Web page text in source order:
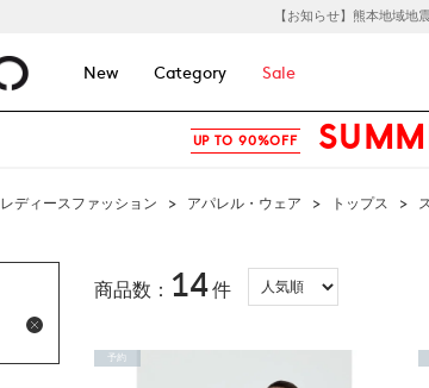
【お知らせ】熊本地域地
New Category Sale
UP TO 90%OFF
レディースファッション > アパレル・ウェア > トップス >
商品数： 14件
予約